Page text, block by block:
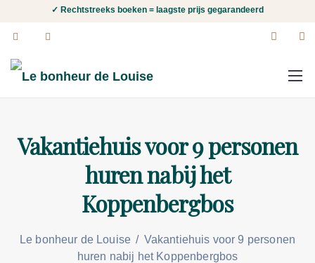
✓ Rechtstreeks boeken = laagste prijs gegarandeerd
Vakantiehuis voor 9 personen
huren nabij het
Koppenbergbos
Le bonheur de Louise / Vakantiehuis voor 9 personen
huren nabij het Koppenbergbos